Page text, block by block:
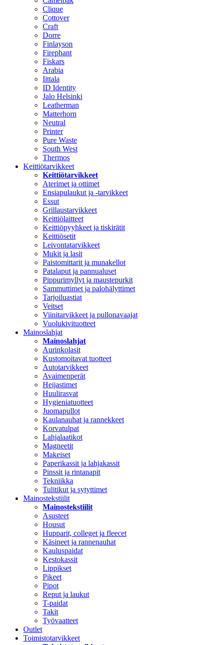
Clique
Cottover
Craft
Dorre
Finlayson
Firephant
Fiskars
Arabia
Iittala
ID Identity
Jalo Helsinki
Leatherman
Matterhorn
Neutral
Printer
Pure Waste
South West
Thermos
Keittiötarvikkeet
Keittiötarvikkeet
Aterimet ja ottimet
Ensiapulaukut ja -tarvikkeet
Essut
Grillaustarvikkeet
Keittiölaitteet
Keittiöpyyhkeet ja tiskirätit
Keittiösetit
Leivontatarvikkeet
Mukit ja lasit
Paistomittarit ja munakellot
Patalaput ja pannualuset
Pippurimyllyt ja maustepurkit
Sammuttimet ja palohälyttimet
Tarjoiluastiat
Veitset
Viinitarvikkeet ja pullonavaajat
Vuolukivituotteet
Mainoslahjat
Mainoslahjat
Aurinkolasit
Kustomoitavat tuotteet
Autotarvikkeet
Avaimenperät
Heijastimet
Huulirasvat
Hygieniatuotteet
Juomapullot
Kaulanauhat ja rannekkeet
Korvatulpat
Lahjalaatikot
Magneetit
Makeiset
Paperikassit ja lahjakassit
Pinssit ja rintanapit
Tekniikka
Tulitikut ja sytyttimet
Mainostekstiilit
Mainostekstiilit
Asusteet
Housut
Hupparit, colleget ja fleecet
Käsineet ja rannenauhat
Kauluspaidat
Kestokassit
Lippikset
Pikeet
Pipot
Reput ja laukut
T-paidat
Takit
Työvaatteet
Outlet
Toimistotarvikkeet